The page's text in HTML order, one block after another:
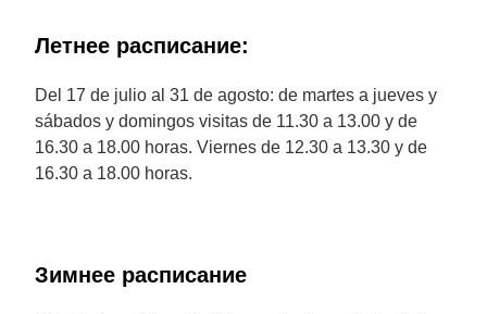
Летнее расписание:
Del 17 de julio al 31 de agosto: de martes a jueves y
sábados y domingos visitas de 11.30 a 13.00 y de
16.30 a 18.00 horas. Viernes de 12.30 a 13.30 y de
16.30 a 18.00 horas.
Зимнее расписание